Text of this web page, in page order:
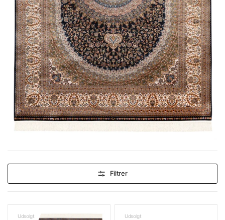
Filtrer
Udsolgt Udsolgt